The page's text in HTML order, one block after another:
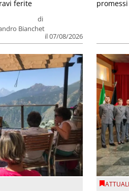
di
Bianchet
il 07/08/2026
ferite